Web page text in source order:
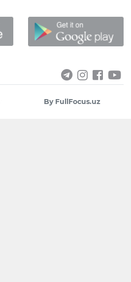
By FullFocus.uz